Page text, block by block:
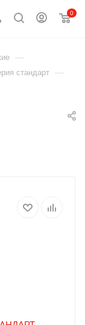
0
—
стандарт —